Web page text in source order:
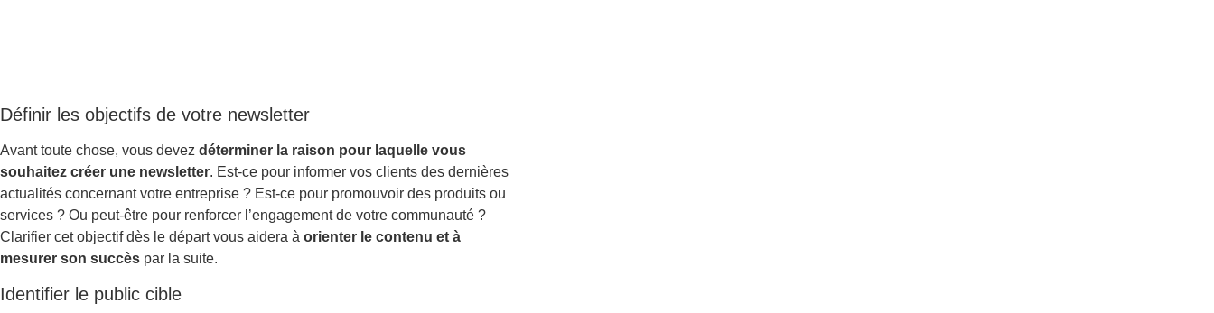
Définir les objectifs de votre newsletter
Avant toute chose, vous devez déterminer la raison pour laquelle vous
souhaitez créer une newsletter. Est-ce pour informer vos clients des dernières
actualités concernant votre entreprise ? Est-ce pour promouvoir des produits ou
services ? Ou peut-être pour renforcer l’engagement de votre communauté ?
Clarifier cet objectif dès le départ vous aidera à orienter le contenu et à
mesurer son succès par la suite.
Identifier le public cible